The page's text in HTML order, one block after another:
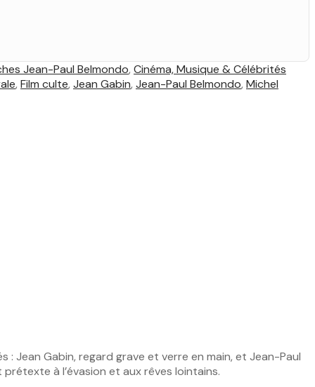
Jean-Paul Belmondo, Cinéma, Musique & Célébrités
, Film culte, Jean Gabin, Jean-Paul Belmondo, Michel
Jean Gabin, regard grave et verre en main, et Jean-Paul
à l’évasion et aux rêves lointains.